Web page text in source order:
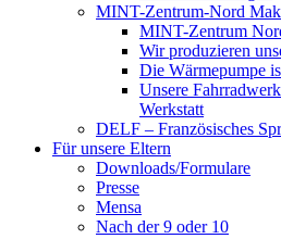
MINT-Zentrum-Nord
MINT-Zentrum
Wir produzieren
Die Wärmepumpe
Unsere
Werkstatt
DELF – Französisches
Für unsere Eltern
Downloads/Formulare
Presse
Mensa
Nach der 9 oder 10